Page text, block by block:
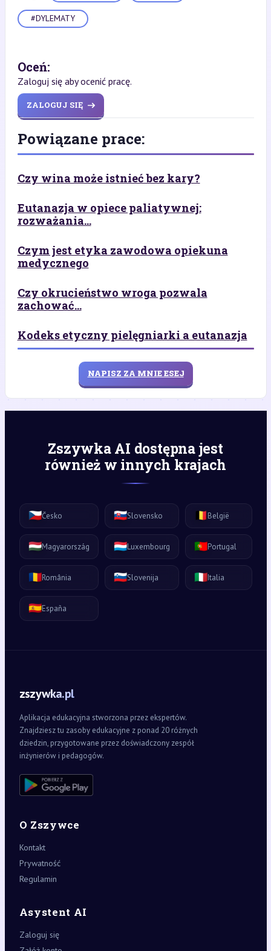
#DYLEMATY
Oceń:
Zaloguj się aby ocenić pracę.
ZALOGUJ SIĘ
Powiązane prace:
Czy wina może istnieć bez kary?
Eutanazja w opiece paliatywnej:
rozważania...
Czym jest etyka zawodowa opiekuna
medycznego
Czy okrucieństwo wroga pozwala
zachować...
Kodeks etyczny pielęgniarki a eutanazja
NAPISZ ZA MNIE ESEJ
Zszywka AI dostępna jest
również w innych krajach
🇨🇿Česko 🇸🇰Slovensko 🇧🇪België
🇭🇺Magyarország 🇱🇺Luxembourg 🇵🇹Portugal
🇷🇴România 🇸🇮Slovenija 🇮🇹Italia
🇪🇸España
zszywka.pl
Aplikacja edukacyjna stworzona przez ekspertów.
Znajdziesz tu zasoby edukacyjne z ponad 20 różnych
dziedzin, przygotowane przez doświadczony zespół
inżynierów i pedagogów.
O Zszywce
Kontakt
Prywatność
Regulamin
Asystent AI
Zaloguj się